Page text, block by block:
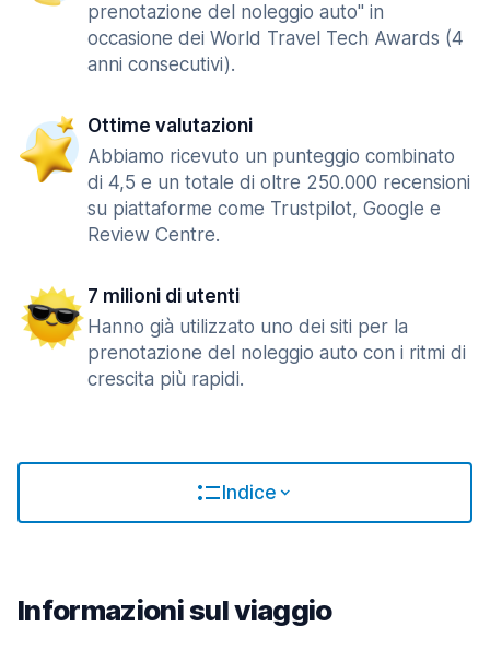
prenotazione del noleggio auto" in
occasione dei World Travel Tech Awards (4
anni consecutivi).
Ottime valutazioni
Abbiamo ricevuto un punteggio combinato
di 4,5 e un totale di oltre 250.000 recensioni
su piattaforme come Trustpilot, Google e
Review Centre.
7 milioni di utenti
Hanno già utilizzato uno dei siti per la
prenotazione del noleggio auto con i ritmi di
crescita più rapidi.
Indice
Informazioni sul viaggio